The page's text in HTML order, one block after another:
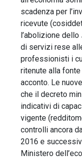
scadenza per
ricevute
l’abolizione dello
di servizi rese
professionisti i
ritenute alla
acconto. Le
che il decreto
indicativi di
vigente
controlli ancora
2016 e
Ministero